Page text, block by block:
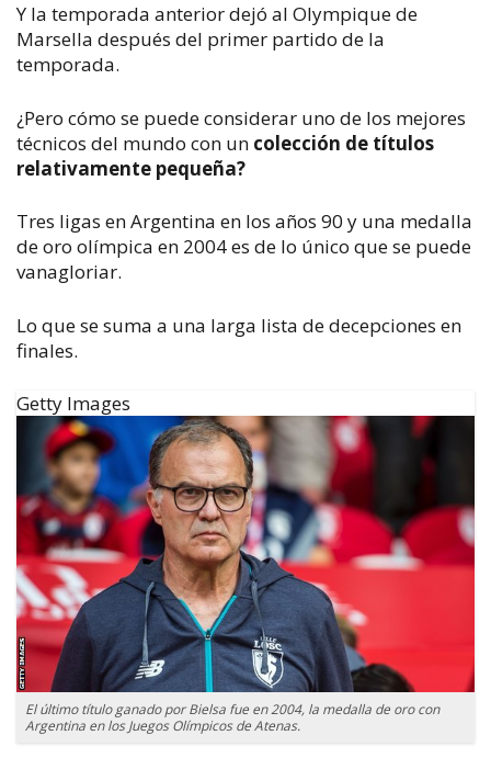
Y la temporada anterior dejó al Olympique de
Marsella después del primer partido de la
temporada.
¿Pero cómo se puede considerar uno de los mejores
técnicos del mundo con un colección de títulos
relativamente pequeña?
Tres ligas en Argentina en los años 90 y una medalla
de oro olímpica en 2004 es de lo único que se puede
vanagloriar.
Lo que se suma a una larga lista de decepciones en
finales.
Getty Images
El último título ganado por Bielsa fue en 2004, la medalla de oro con
Argentina en los Juegos Olímpicos de Atenas.